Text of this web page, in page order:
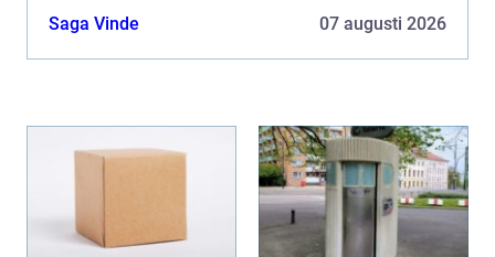
finns många alternativ, men skillnaden mellan ett
Saga Vinde 07 augusti 2026